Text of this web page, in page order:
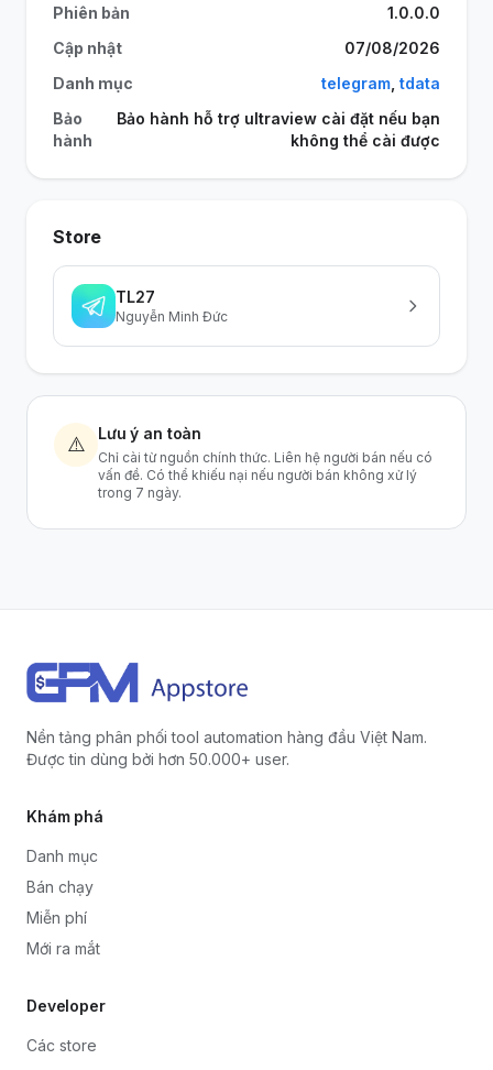
Phiên bản
1.0.0.0
Cập nhật
07/08/2026
Danh mục
telegram tdata
Bảo
hành
Bảo hành hỗ trợ ultraview cài đặt nếu bạn
không thể cài được
Store
TL27
Nguyễn Minh Đức
⚠️ Lưu ý an toàn
Chỉ cài từ nguồn chính thức. Liên hệ người bán nếu có
vấn đề. Có thể khiếu nại nếu người bán không xử lý
trong 7 ngày.
Nền tảng phân phối tool automation hàng đầu Việt Nam.
Được tin dùng bởi hơn 50.000+ user.
Khám phá
Danh mục
Bán chạy
Miễn phí
Mới ra mắt
Developer
Các store